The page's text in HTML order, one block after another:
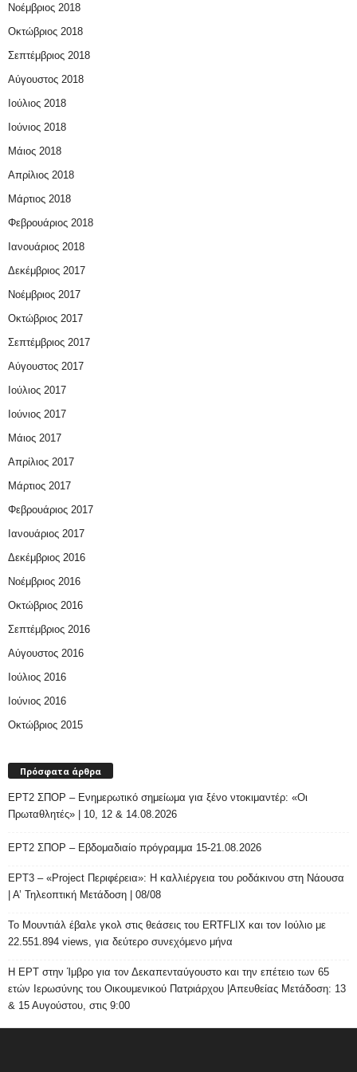
Νοέμβριος 2018
Οκτώβριος 2018
Σεπτέμβριος 2018
Αύγουστος 2018
Ιούλιος 2018
Ιούνιος 2018
Μάιος 2018
Απρίλιος 2018
Μάρτιος 2018
Φεβρουάριος 2018
Ιανουάριος 2018
Δεκέμβριος 2017
Νοέμβριος 2017
Οκτώβριος 2017
Σεπτέμβριος 2017
Αύγουστος 2017
Ιούλιος 2017
Ιούνιος 2017
Μάιος 2017
Απρίλιος 2017
Μάρτιος 2017
Φεβρουάριος 2017
Ιανουάριος 2017
Δεκέμβριος 2016
Νοέμβριος 2016
Οκτώβριος 2016
Σεπτέμβριος 2016
Αύγουστος 2016
Ιούλιος 2016
Ιούνιος 2016
Οκτώβριος 2015
Πρόσφατα άρθρα
ΕΡΤ2 ΣΠΟΡ – Ενημερωτικό σημείωμα για ξένο ντοκιμαντέρ: «Οι
Πρωταθλητές» | 10, 12 & 14.08.2026
ΕΡΤ2 ΣΠΟΡ – Εβδομαδιαίο πρόγραμμα 15-21.08.2026
ΕΡΤ3 – «Project Περιφέρεια»: Η καλλιέργεια του ροδάκινου στη Νάουσα
| Α’ Τηλεοπτική Μετάδοση | 08/08
Το Μουντιάλ έβαλε γκολ στις θεάσεις του ERTFLIX και τον Ιούλιο με
22.551.894 views, για δεύτερο συνεχόμενο μήνα
Η ΕΡΤ στην Ίμβρο για τον Δεκαπενταύγουστο και την επέτειο των 65
ετών Ιερωσύνης του Οικουμενικού Πατριάρχου |Απευθείας Μετάδοση: 13
& 15 Αυγούστου, στις 9:00